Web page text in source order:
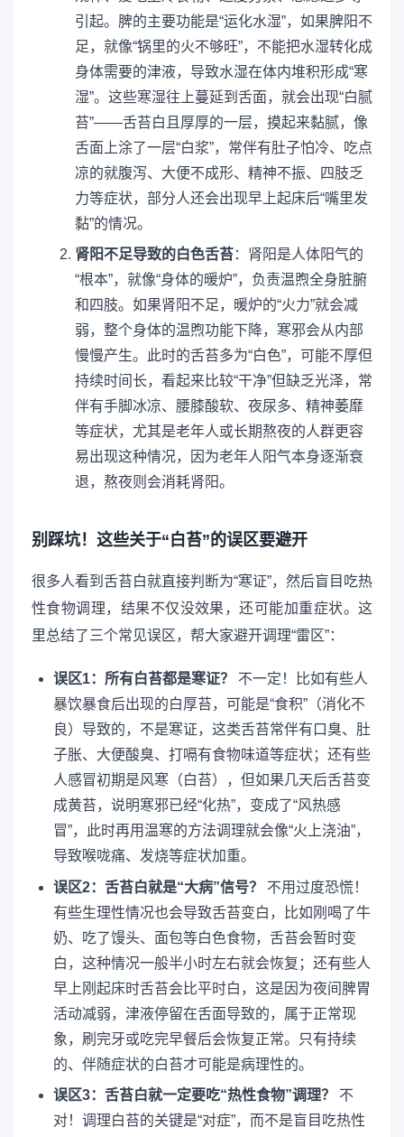
引起。脾的主要功能是“运化水湿”，如果脾阳不
足，就像“锅里的火不够旺”，不能把水湿转化成
身体需要的津液，导致水湿在体内堆积形成“寒
湿”。这些寒湿往上蔓延到舌面，就会出现“白腻
苔”——舌苔白且厚厚的一层，摸起来黏腻，像
舌面上涂了一层“白浆”，常伴有肚子怕冷、吃点
凉的就腹泻、大便不成形、精神不振、四肢乏
力等症状，部分人还会出现早上起床后“嘴里发
黏”的情况。
肾阳不足导致的白色舌苔：肾阳是人体阳气的
“根本”，就像“身体的暖炉”，负责温煦全身脏腑
和四肢。如果肾阳不足，暖炉的“火力”就会减
弱，整个身体的温煦功能下降，寒邪会从内部
慢慢产生。此时的舌苔多为“白色”，可能不厚但
持续时间长，看起来比较“干净”但缺乏光泽，常
伴有手脚冰凉、腰膝酸软、夜尿多、精神萎靡
等症状，尤其是老年人或长期熬夜的人群更容
易出现这种情况，因为老年人阳气本身逐渐衰
退，熬夜则会消耗肾阳。
别踩坑！这些关于“白苔”的误区要避开
很多人看到舌苔白就直接判断为“寒证”，然后盲目吃热
性食物调理，结果不仅没效果，还可能加重症状。这
里总结了三个常见误区，帮大家避开调理“雷区”：
误区1：所有白苔都是寒证？
不一定！比如有些人
暴饮暴食后出现的白厚苔，可能是“食积”（消化不
良）导致的，不是寒证，这类舌苔常伴有口臭、肚
子胀、大便酸臭、打嗝有食物味道等症状；还有些
人感冒初期是风寒（白苔），但如果几天后舌苔变
成黄苔，说明寒邪已经“化热”，变成了“风热感
冒”，此时再用温寒的方法调理就会像“火上浇油”，
导致喉咙痛、发烧等症状加重。
误区2：舌苔白就是“大病”信号？
不用过度恐慌！
有些生理性情况也会导致舌苔变白，比如刚喝了牛
奶、吃了馒头、面包等白色食物，舌苔会暂时变
白，这种情况一般半小时左右就会恢复；还有些人
早上刚起床时舌苔会比平时白，这是因为夜间脾胃
活动减弱，津液停留在舌面导致的，属于正常现
象，刷完牙或吃完早餐后会恢复正常。只有持续
的、伴随症状的白苔才可能是病理性的。
误区3：舌苔白就一定要吃“热性食物”调理？
不
对！调理白苔的关键是“对症”，而不是盲目吃热性